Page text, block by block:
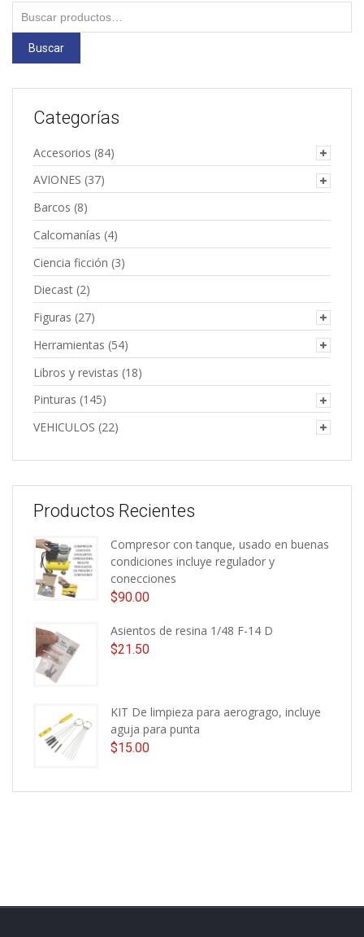
Buscar
por:
Buscar
Categorías
Accesorios (84)
AVIONES (37)
Barcos (8)
Calcomanías (4)
Ciencia ficción (3)
Diecast (2)
Figuras (27)
Herramientas (54)
Libros y revistas (18)
Pinturas (145)
VEHICULOS (22)
Productos Recientes
Compresor con tanque, usado en buenas
condiciones incluye regulador y
conecciones
$90.00
Asientos de resina 1/48 F-14 D
$21.50
KIT De limpieza para aerogrago, incluye
aguja para punta
$15.00